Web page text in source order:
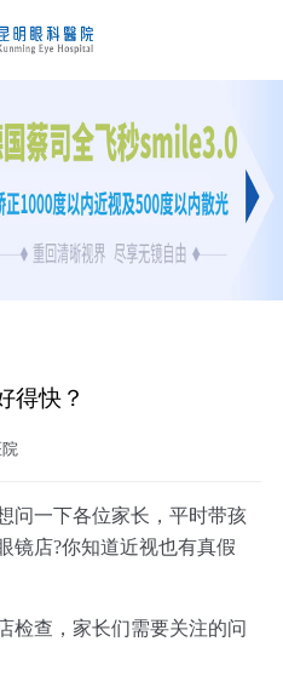
得快？
一下各位家长，平时带孩
镜店?你知道近视也有真假
查，家长们需要关注的问